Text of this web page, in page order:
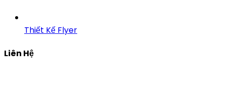
Thiết Kế Flyer
Liên Hệ